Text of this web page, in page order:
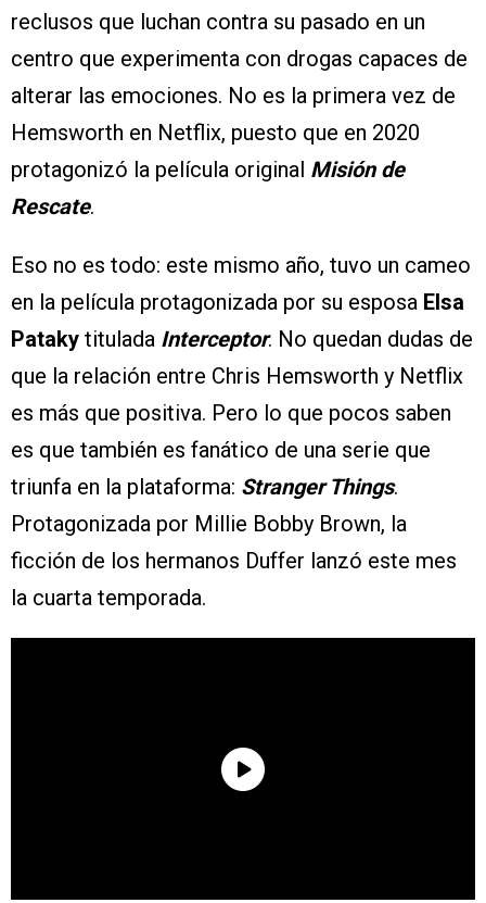
reclusos que luchan contra su pasado en un
centro que experimenta con drogas capaces de
alterar las emociones. No es la primera vez de
Hemsworth en Netflix, puesto que en 2020
protagonizó la película original Misión de
Rescate.
Eso no es todo: este mismo año, tuvo un cameo
en la película protagonizada por su esposa Elsa
Pataky titulada Interceptor. No quedan dudas de
que la relación entre Chris Hemsworth y Netflix
es más que positiva. Pero lo que pocos saben
es que también es fanático de una serie que
triunfa en la plataforma: Stranger Things.
Protagonizada por Millie Bobby Brown, la
ficción de los hermanos Duffer lanzó este mes
la cuarta temporada.